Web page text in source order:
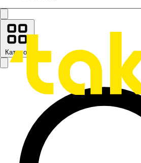
Каталог